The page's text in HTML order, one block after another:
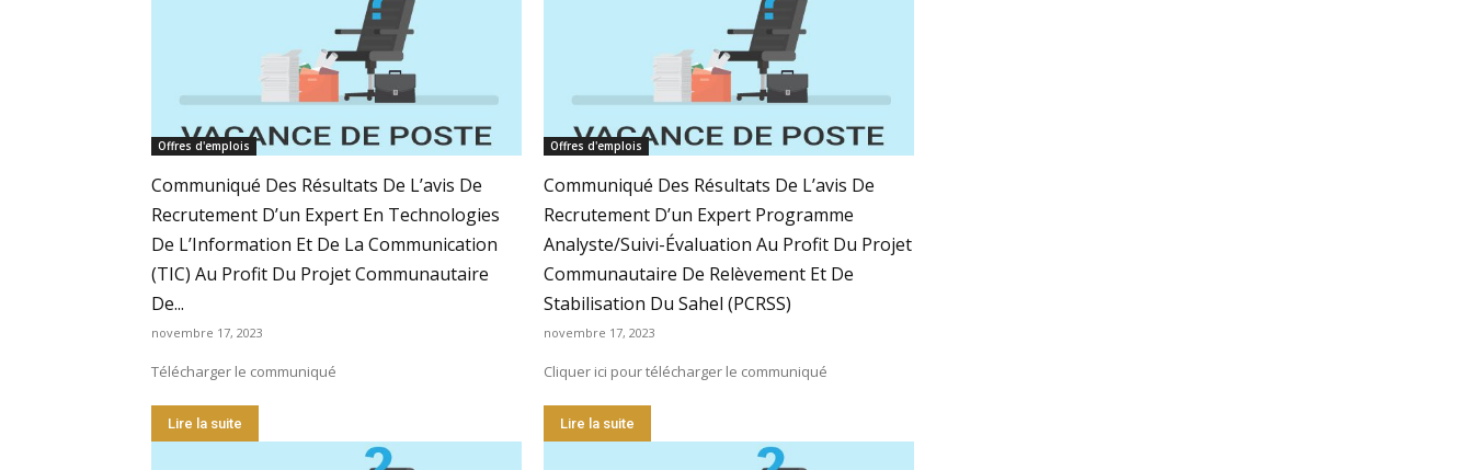
Offres d'emplois
Communiqué Des Résultats De L’avis De
Recrutement D’un Expert En Technologies
De L’Information Et De La Communication
(TIC) Au Profit Du Projet Communautaire
De...
novembre 17, 2023
Télécharger le communiqué
Lire la suite
Offres d'emplois
Communiqué Des Résultats De L’avis De
Recrutement D’un Expert Programme
Analyste/Suivi-Évaluation Au Profit Du Projet
Communautaire De Relèvement Et De
Stabilisation Du Sahel (PCRSS)
novembre 17, 2023
Cliquer ici pour télécharger le communiqué
Lire la suite